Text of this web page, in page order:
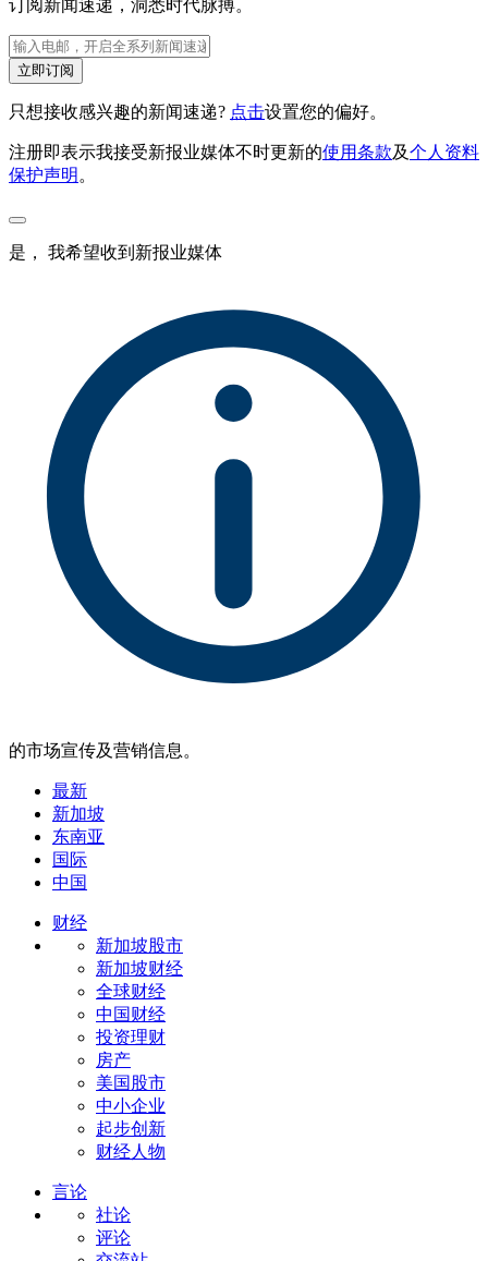
订阅新闻速递，洞悉时代脉搏。
立即订阅
只想接收感兴趣的新闻速递? 点击设置您的偏好。
注册即表示我接受新报业媒体不时更新的使用条款及个人资料
保护声明 。
是， 我希望收到新报业媒体
的市场宣传及营销信息。
最新
新加坡
东南亚
国际
中国
财经
新加坡股市
新加坡财经
全球财经
中国财经
投资理财
房产
美国股市
中小企业
起步创新
财经人物
言论
社论
评论